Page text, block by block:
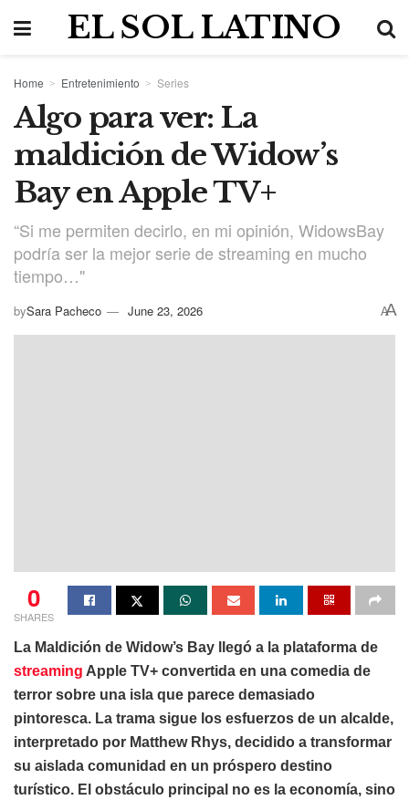
EL SOL LATINO
Home Entretenimiento Series
Algo para ver: La
maldición de Widow’s
Bay en Apple TV+
“Si me permiten decirlo, en mi opinión, WidowsBay
podría ser la mejor serie de streaming en mucho
tiempo…"
bySara Pacheco June 23, 2026 AA
0
SHARES
La Maldición de Widow’s Bay llegó a la plataforma de
streaming Apple TV+ convertida en una comedia de
terror sobre una isla que parece demasiado
pintoresca. La trama sigue los esfuerzos de un alcalde,
interpretado por Matthew Rhys, decidido a transformar
su aislada comunidad en un próspero destino
turístico. El obstáculo principal no es la economía, sino